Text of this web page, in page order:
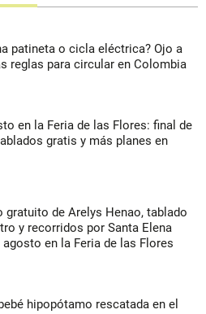
patineta o cicla eléctrica? Ojo a
reglas para circular en Colombia
en la Feria de las Flores: final de
gratis y más planes en
gratuito de Arelys Henao, tablado
y recorridos por Santa Elena
en la Feria de las Flores
hipopótamo rescatada en el